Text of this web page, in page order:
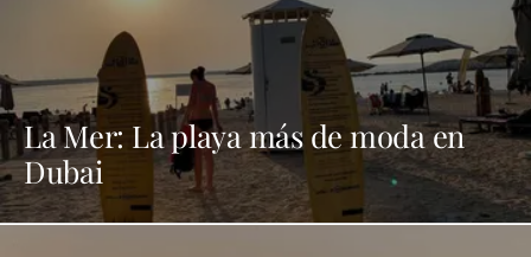
La Mer: La playa más de moda en
Dubai